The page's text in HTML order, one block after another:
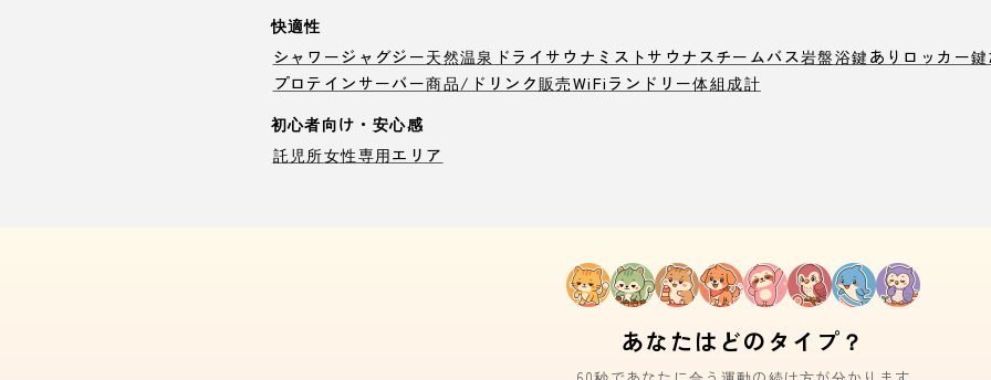
快適性
シャワージャグジー天然温泉 ドライサウナ ミストサウナ スチームバス岩盤浴鍵ありロッカー
プロテインサーバー商品/ドリンク販売WiFi ランドリー体組成計
初心者向け・安心感
託児所女性専用エリア
あなたはどのタイプ？